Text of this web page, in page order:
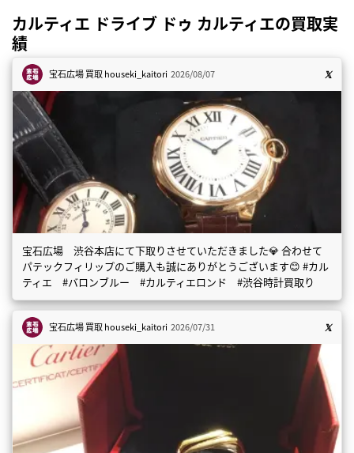
カルティエ ドライブ ドゥ カルティエの買取実
績
宝石広場 買取houseki_kaitori 2026/08/07
宝石広場 渋谷本店にて下取りさせていただきました💎 合わせて
パテックフィリップのご購入も誠にありがとうございます😊 #カル
ティエ #バロンブルー #カルティエロンド #渋谷時計買取り
宝石広場 買取houseki_kaitori 2026/07/31